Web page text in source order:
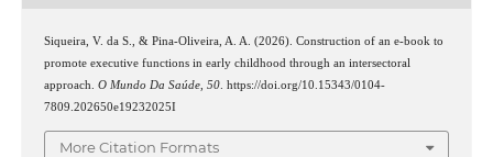
Siqueira, V. da S., & Pina-Oliveira, A. A. (2026). Construction of an e-book to
promote executive functions in early childhood through an intersectoral
approach. O Mundo Da Saúde, 50. https://doi.org/10.15343/0104-
7809.202650e19232025I
More Citation Formats